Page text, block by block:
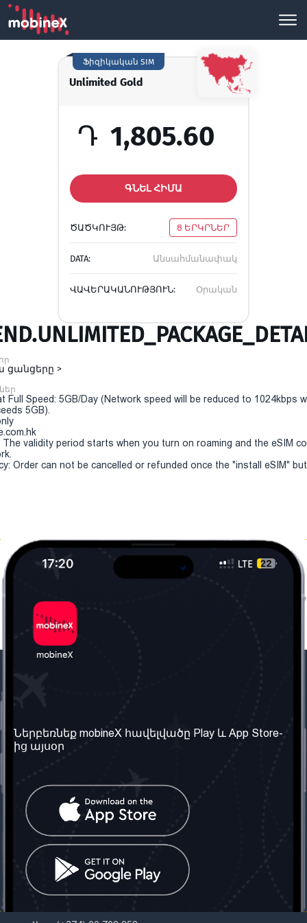
Unlimited Gold
Ֆիզիկական SIM
Դ 1,805.60
ԳՆԵԼ ՀԻՄԱ
ԾԱԾԿՈՒՅԹ: 8 ԵՐԿՐՆԵՐ
DATA: Անսահմանափակ
ՎԱՎԵՐԱԿԱՆՈՒԹՅՈՒՆ: Օրական
ցանցերը >
Full Speed: 5GB/Day (Network speed will be reduced to 1024kbps
5GB).
The validity period starts when you turn on roaming and the eSIM
Order can not be cancelled or refunded once the "install eSIM"
Մեր մասին
Մեր ծառայությունները
Պայմաններ և դրույթներ
Հաճախ տրվող հարցեր
Կապ մեզ հետ
Միացյալ
Թագավորություն: Մենք
գործընկեր ենք
փնտրում
Տարածել
սոցիալական
ցանցում
Ներբեռնեք mobineX հավելվածը Play և App Store-
ից այսօր